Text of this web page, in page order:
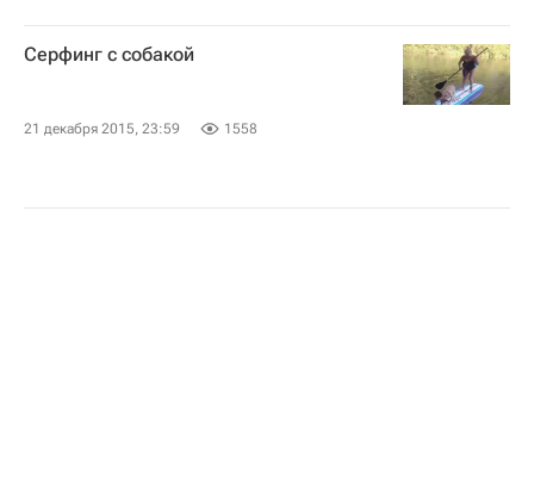
Серфинг с собакой
21 декабря 2015, 23:59 1558